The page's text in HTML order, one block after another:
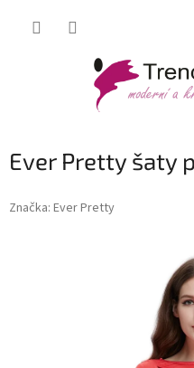
Ever Pretty šaty
Značka: Ever Pretty